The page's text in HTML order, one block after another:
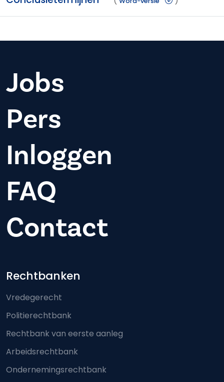
Jobs
Pers
Inloggen
FAQ
Contact
Footer-menu
Rechtbanken
Vredegerecht
Politierechtbank
Rechtbank van eerste aanleg
Arbeidsrechtbank
Ondernemingsrechtbank